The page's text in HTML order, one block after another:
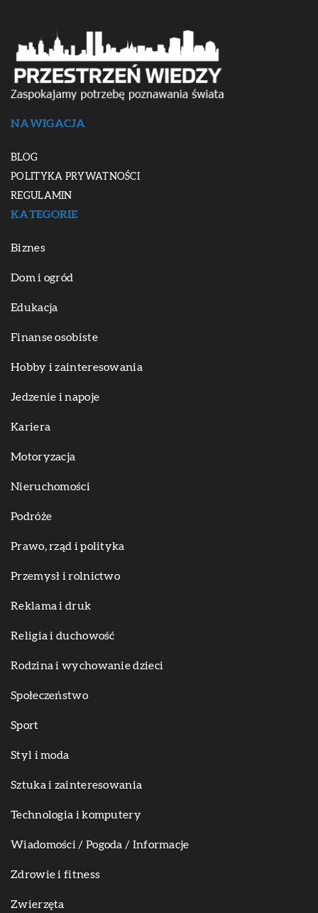
NAWIGACJA
BLOG
POLITYKA PRYWATNOŚCI
REGULAMIN
KATEGORIE
Biznes
Dom i ogród
Edukacja
Finanse osobiste
Hobby i zainteresowania
Jedzenie i napoje
Kariera
Motoryzacja
Nieruchomości
Podróże
Prawo, rząd i polityka
Przemysł i rolnictwo
Reklama i druk
Religia i duchowość
Rodzina i wychowanie dzieci
Społeczeństwo
Sport
Styl i moda
Sztuka i zainteresowania
Technologia i komputery
Wiadomości / Pogoda / Informacje
Zdrowie i fitness
Zwierzęta